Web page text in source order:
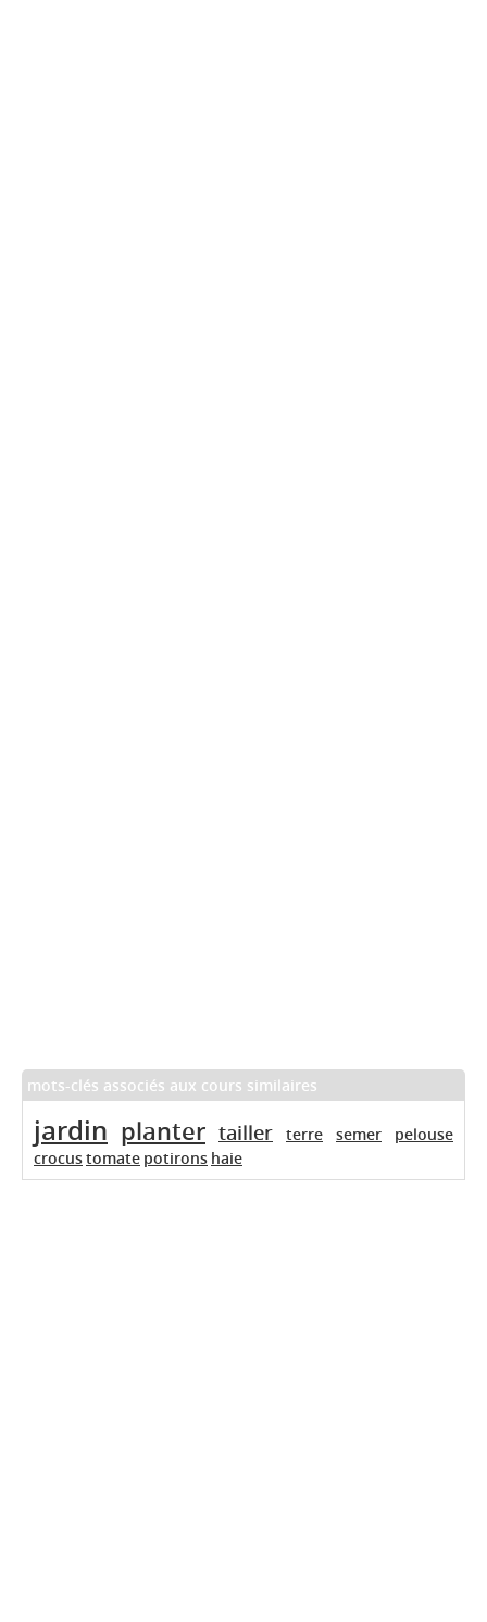
mots-clés associés aux cours similaires
jardin planter tailler terre semer
pelouse
crocustomate potirons haie